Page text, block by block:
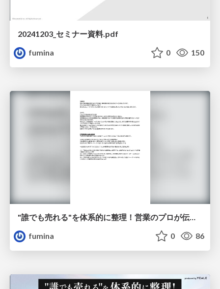
20241203_セミナー資料.pdf
fumina
0 150
fumina
0 86